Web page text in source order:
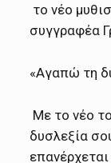
το νέο
συγγραφέα
«Αγαπώ τη
Με το νέο
δυσλεξία